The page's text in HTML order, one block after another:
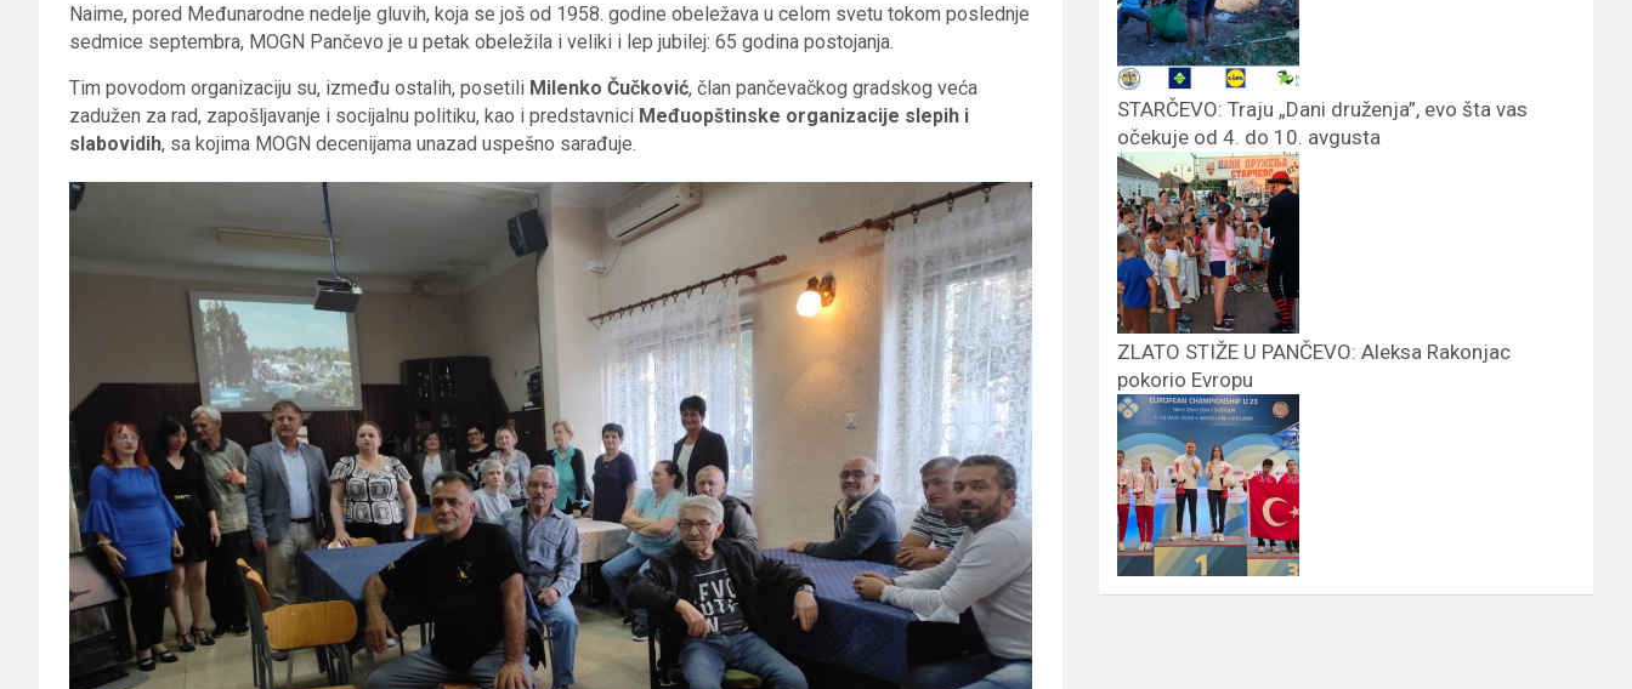
Naime, pored Međunarodne nedelje gluvih, koja se još od 1958. godine obeležava u celom svetu tokom poslednje
sedmice septembra, MOGN Pančevo je u petak obeležila i veliki i lep jubilej: 65 godina postojanja.
Tim povodom organizaciju su, između ostalih, posetili Milenko Čučković, član pančevačkog gradskog veća
zadužen za rad, zapošljavanje i socijalnu politiku, kao i predstavnici Međuopštinske organizacije slepih i
slabovidih, sa kojima MOGN decenijama unazad uspešno sarađuje.
STARČEVO: Traju „Dani druženja”, evo šta vas
očekuje od 4. do 10. avgusta
ZLATO STIŽE U PANČEVO: Aleksa Rakonjac
pokorio Evropu